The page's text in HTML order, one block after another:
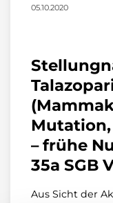
05.10.2020
Mutation,
– frühe
35a SGB
Aus Sicht der